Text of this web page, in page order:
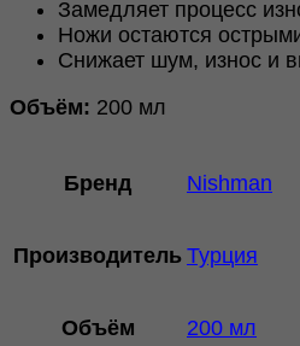
Замедляет процесс
Ножи остаются
Снижает шум, износ и
Объём: 200 мл
Бренд Nishman
Производитель Турция
Объём 200 мл